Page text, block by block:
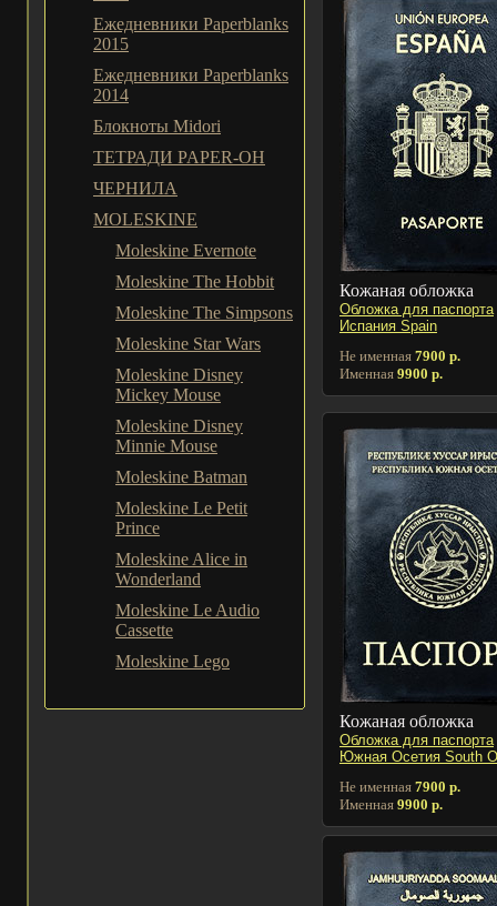
Ежедневники Paperblanks
2015
Ежедневники Paperblanks
2014
Блокноты Midori
ТЕТРАДИ PAPER-OH
ЧЕРНИЛА
MOLESKINE
Moleskine Evernote
Moleskine The Hobbit
Moleskine The Simpsons
Moleskine Star Wars
Moleskine Disney
Mickey Mouse
Moleskine Disney
Minnie Mouse
Moleskine Batman
Moleskine Le Petit
Prince
Moleskine Alice in
Wonderland
Moleskine Le Audio
Cassette
Moleskine Lego
Кожаная обложка
Обложка для паспорта
Испания Spain
Не именная 7900 р.
Именная 9900 р.
Кожаная обложка
Обложка для паспорта
Южная Осетия South
Не именная 7900 р.
Именная 9900 р.